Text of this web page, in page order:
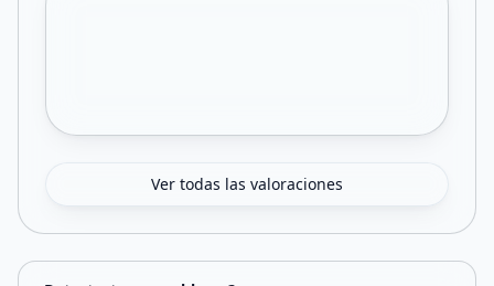
Ver todas las valoraciones